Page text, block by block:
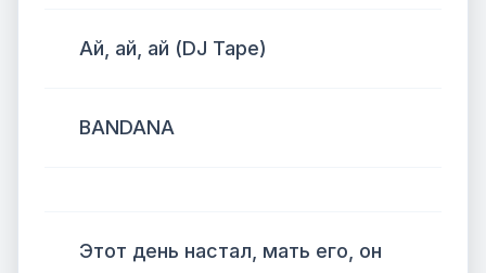
Ай, ай, ай (DJ Tape)
BANDANA
Этот день настал, мать его, он